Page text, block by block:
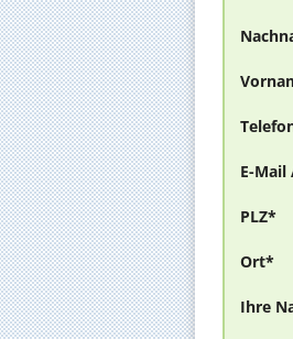
E-Mail
PLZ*
Ort*
Ihre